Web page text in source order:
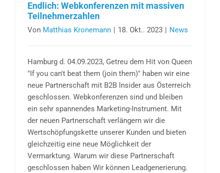
Endlich: Webkonferenzen mit massiven
Teilnehmerzahlen
Von Matthias Kronemann 18. Okt.. 2023 News
Hamburg d. 04.09.2023, Getreu dem Hit von Queen
"If you can't beat them (join them)" haben wir eine
neue Partnerschaft mit B2B Insider aus Österreich
geschlossen. Webkonferenzen sind und bleiben
ein sehr spannendes Marketing-Instrument. Mit
der neuen Partnerschaft verlängern wir die
Wertschöpfungskette unserer Kunden und bieten
gleichzeitig eine neue Möglichkeit der
Vermarktung. Warum wir diese Partnerschaft
geschlossen haben Wir können Leadgenerierung.